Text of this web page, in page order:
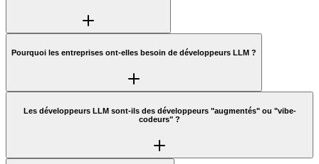
Pourquoi les entreprises ont-elles besoin de développeurs LLM ?
Les développeurs LLM sont-ils des développeurs "augmentés" ou "vibe-
codeurs" ?